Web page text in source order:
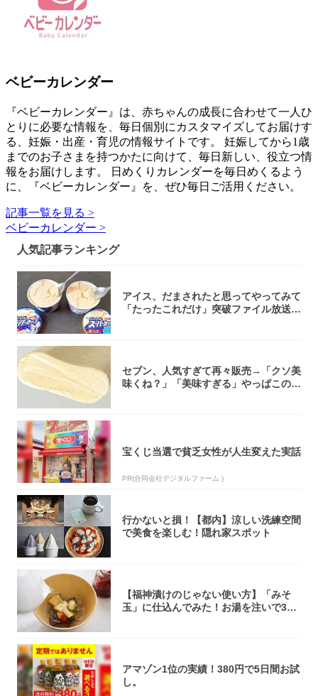
ベビーカレンダー
『ベビーカレンダー』は、赤ちゃんの成長に合わせて一人ひ
とりに必要な情報を、毎日個別にカスタマイズしてお届けす
る、妊娠・出産・育児の情報サイトです。 妊娠してから1歳
までのお子さまを持つかたに向けて、毎日新しい、役立つ情
報をお届けします。 日めくりカレンダーを毎日めくるよう
に、『ベビーカレンダー』を、ぜひ毎日ご活用ください。
記事一覧を見る >
ベビーカレンダー >
人気記事ランキング
アイス、だまされたと思ってやってみて
「たったこれだけ」突破ファイル放送で
セブン、人気すぎて再々販売→「クソ美
味くね？」「美味すぎる」やっぱこのク
宝くじ当選で貧乏女性が人生変えた実話
PR(合同会社デジタルファーム )
行かないと損！【都内】涼しい洗練空間
で美食を楽しむ！隠れ家スポット
【福神漬けのじゃない使い方】「みそ
玉」に仕込んでみた！お湯を注いで30
アマゾン1位の実績！380円で5日間お試
し。